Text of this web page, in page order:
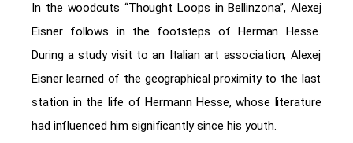
In the woodcuts “Thought Loops in Bellinzona”, Alexej
Eisner follows in the footsteps of Herman Hesse.
During a study visit to an Italian art association, Alexej
Eisner learned of the geographical proximity to the last
station in the life of Hermann Hesse, whose literature
had influenced him significantly since his youth.